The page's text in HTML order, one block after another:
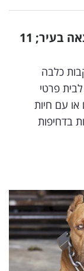
בהלה בחדרה: כלבה עם כלבת נמצאה בעיר; 11
כלבה
פרטי
עם חיות
בדחיפות